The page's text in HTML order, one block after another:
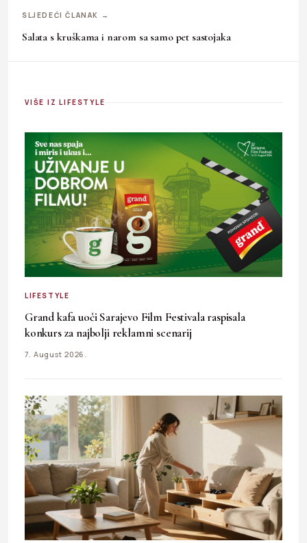
SLJEDEĆI ČLANAK →
Salata s kruškama i narom sa samo pet sastojaka
VIŠE IZ LIFESTYLE
LIFESTYLE
Grand kafa uoči Sarajevo Film Festivala raspisala
konkurs za najbolji reklamni scenarij
7. August 2026.